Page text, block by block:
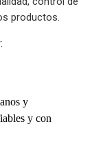
productos.
y
y con